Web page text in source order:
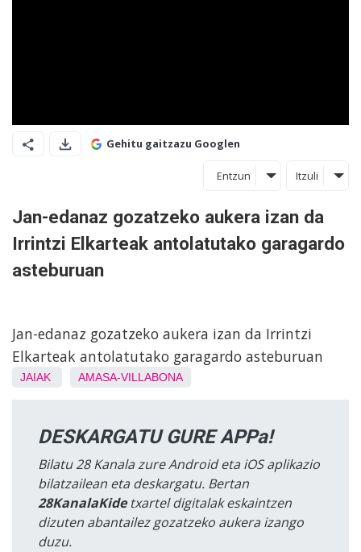
Gehitu gaitzazu Googlen
Entzun Itzuli
Jan-edanaz gozatzeko aukera izan da
Irrintzi Elkarteak antolatutako garagardo
asteburuan
Jan-edanaz gozatzeko aukera izan da Irrintzi
Elkarteak antolatutako garagardo asteburuan
JAIAK AMASA-VILLABONA
DESKARGATU GURE APPa!
Bilatu 28 Kanala zure Android eta iOS aplikazio
bilatzailean eta deskargatu. Bertan
28KanalaKidetxartel digitalak eskaintzen
dizuten abantailez gozatzeko aukera izango
duzu.